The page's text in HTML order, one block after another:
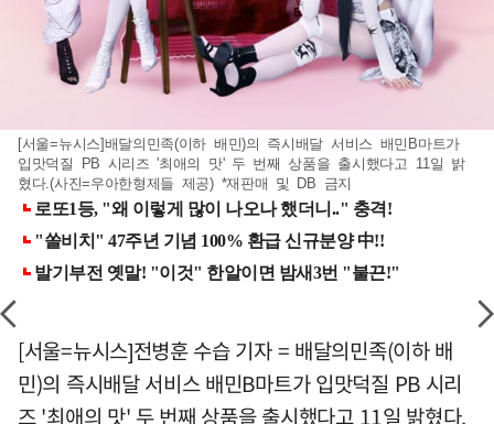
[서울=뉴시스]배달의민족(이하 배민)의 즉시배달 서비스 배민B마트가
입맛덕질 PB 시리즈 '최애의 맛' 두 번째 상품을 출시했다고 11일 밝
혔다.(사진=우아한형제들 제공) *재판매 및 DB 금지
[서울=뉴시스]전병훈 수습 기자 = 배달의민족(이하 배
민)의 즉시배달 서비스 배민B마트가 입맛덕질 PB 시리
즈 '최애의 맛' 두 번째 상품을 출시했다고 11일 밝혔다.